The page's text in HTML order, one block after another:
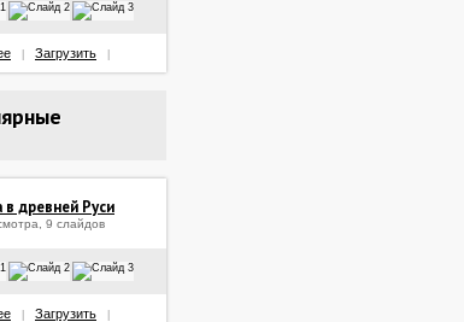
Загрузить
древней Руси
9 слайдов
Загрузить